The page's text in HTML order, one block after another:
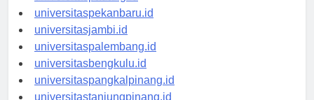
universitaspadang.id
universitaspekanbaru.id
universitasjambi.id
universitaspalembang.id
universitasbengkulu.id
universitaspangkalpinang.id